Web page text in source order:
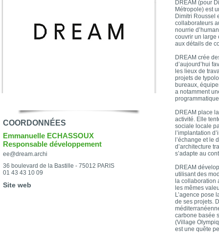
COORDONNÉES
Emmanuelle ECHASSOUX
Responsable développement
ee@dream.archi
36 boulevard de la Bastille - 75012 PARIS
01 43 43 10 09
Site web
DREAM (pour
Métropole) est
Dimitri Roussel
collaborateurs
nourrie
couvrir un large
aux détails de
DREAM crée
d’aujourd’hui
les lieux de
projets de
bureaux,
a notamment
DREAM place
activité. Elle
sociale locale
l’implantation
l’échange et le
d’architecture
s’adapte au
DREAM
utilisant des
la collaboration
les mêmes
L’agence pose
de ses projets.
carbone basée
(Village
est une quête